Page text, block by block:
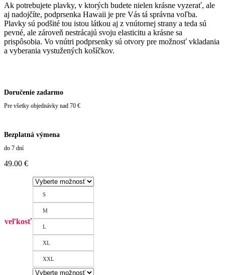
Ak potrebujete plavky, v ktorých budete nielen krásne vyzerať, ale
aj nadojčíte, podprsenka Hawaii je pre Vás tá správna voľba.
Plavky sú podšité tou istou látkou aj z vnútornej strany a teda sú
pevné, ale zároveň nestrácajú svoju elasticitu a krásne sa
prispôsobia. Vo vnútri podprsenky sú otvory pre možnosť vkladania
a vyberania vystužených košíčkov.
Doručenie zadarmo
Pre všetky objednávky nad 70 €
Bezplatná výmena
do 7 dní
49.00 €
veľkosť
S
M
L
XL
XXL